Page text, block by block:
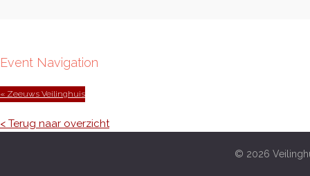
Event Navigation
« Zeeuws Veilinghuis
< Terug naar overzicht
© 2026